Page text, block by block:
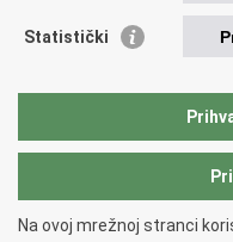
ASOO
CARNET
Statistički
Na ovoj mrežnoj stranci